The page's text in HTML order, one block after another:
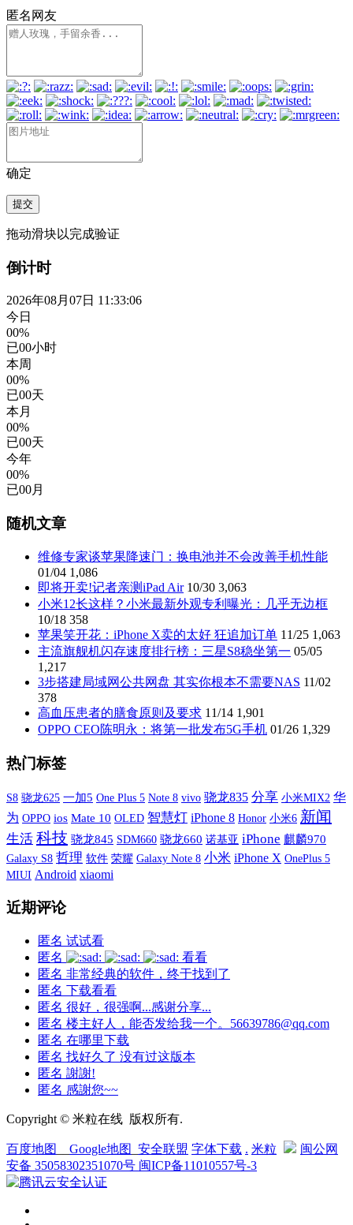
匿名网友
确定
提交
拖动滑块以完成验证
倒计时
2026年08月07日 11:33:07
今日
00%
已00小时
本周
00%
已00天
本月
00%
已00天
今年
00%
已00月
随机文章
维修专家谈苹果降速门：换电池并不会改善手机性能
01/04 1,086
即将开卖!记者亲测iPad Air 10/30 3,063
小米12长这样？小米最新外观专利曝光：几乎无边框
10/18 358
苹果笑开花：iPhone X卖的太好 狂追加订单 11/25 1,063
主流旗舰机闪存速度排行榜：三星S8稳坐第一 05/05
1,217
3步搭建局域网公共网盘 其实你根本不需要NAS 11/02
378
高血压患者的膳食原则及要求 11/14 1,901
OPPO CEO陈明永：将第一批发布5G手机 01/26 1,329
热门标签
S8 骁龙625 一加5 One Plus 5 Note 8 vivo 骁龙835 分享 小米MIX2 华
为 OPPO ios Mate 10 OLED 智慧灯 iPhone 8 Honor 小米6 新闻
生活 科技 骁龙845 SDM660 骁龙660 诺基亚 iPhone 麒麟970
Galaxy S8 哲理 软件 荣耀 Galaxy Note 8 小米 iPhone X OnePlus 5
MIUI Android xiaomi
近期评论
匿名 试试看
匿名
看看
匿名 非常经典的软件，终于找到了
匿名 下载看看
匿名 很好，很强啊...感谢分享...
匿名 楼主好人，能否发给我一个。56639786@qq.com
匿名 在哪里下载
匿名 找好久了 没有过这版本
匿名 謝謝!
匿名 感謝您~~
Copyright © 米粒在线 版权所有.
百度地图 Google地图 安全联盟 字体下载 . 米粒
闽公网
安备 35058302351070号 闽ICP备11010557号-3